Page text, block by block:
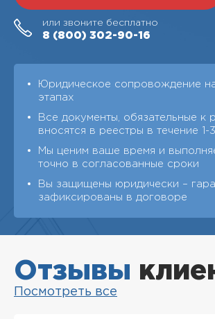
или звоните бесплатно
8 (800) 302-90-16
Юридическое сопровождение
этапах
Все документы, обязательные к
вносятся в реестры в течение 1-
Мы ценим ваше время и
точно в согласованные сроки
Вы защищены юридически –
зафиксированы в договоре
Отзывы
Посмотреть все